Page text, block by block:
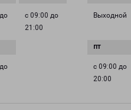
с 09:00 до
21:00
Выходной
с 09:00 до
20:00